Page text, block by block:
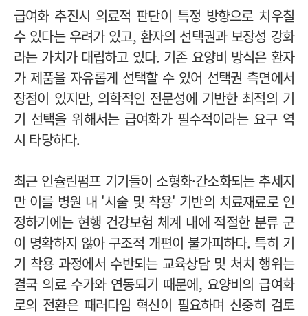
급여화 추진시 의료적 판단이 특정 방향으로 치우칠
수 있다는 우려가 있고, 환자의 선택권과 보장성 강화
라는 가치가 대립하고 있다. 기존 요양비 방식은 환자
가 제품을 자유롭게 선택할 수 있어 선택권 측면에서
장점이 있지만, 의학적인 전문성에 기반한 최적의 기
기 선택을 위해서는 급여화가 필수적이라는 요구 역
시 타당하다.
최근 인슐린펌프 기기들이 소형화·간소화되는 추세지
만 이를 병원 내 '시술 및 착용' 기반의 치료재료로 인
정하기에는 현행 건강보험 체계 내에 적절한 분류 군
이 명확하지 않아 구조적 개편이 불가피하다. 특히 기
기 착용 과정에서 수반되는 교육상담 및 처치 행위는
결국 의료 수가와 연동되기 때문에, 요양비의 급여화
로의 전환은 패러다임 혁신이 필요하며 신중히 검토